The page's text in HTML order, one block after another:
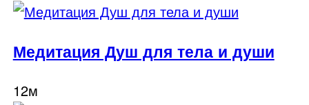
Медитация Душ для тела и души
12м